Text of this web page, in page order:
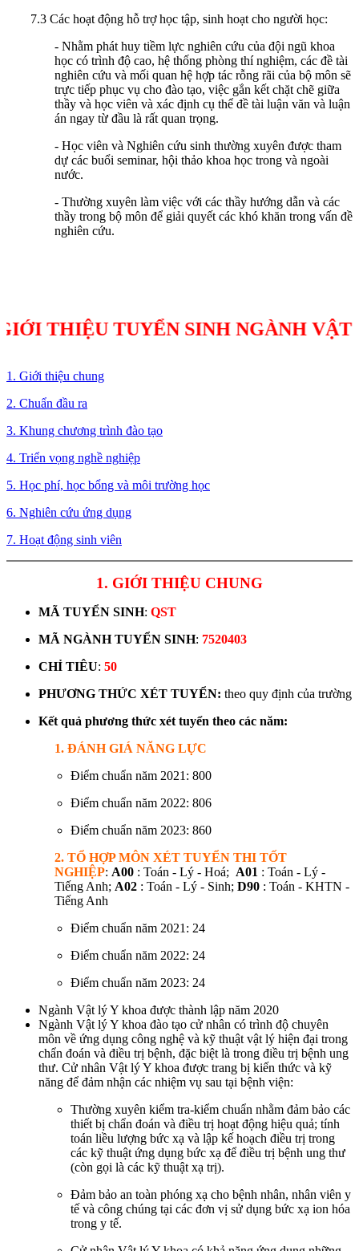
7.3 Các hoạt động hỗ trợ học tập, sinh hoạt cho người học:
- Nhằm phát huy tiềm lực nghiên cứu của đội ngũ khoa
học có trình độ cao, hệ thống phòng thí nghiệm, các đề tài
nghiên cứu và mối quan hệ hợp tác rỗng rãi của bộ môn sẽ
trực tiếp phục vụ cho đào tạo, việc gắn kết chặt chẽ giữa
thầy và học viên và xác định cụ thể đề tài luận văn và luận
án ngay từ đầu là rất quan trọng.
- Học viên và Nghiên cứu sinh thường xuyên được tham
dự các buổi seminar, hội thảo khoa học trong và ngoài
nước.
- Thường xuyên làm việc với các thầy hướng dẫn và các
thầy trong bộ môn để giải quyết các khó khăn trong vấn đề
nghiên cứu.
TUYỂN SINH NGÀNH VẬT LÝ Y
1. Giới thiệu chung
2. Chuẩn đầu ra
3. Khung chương trình đào tạo
4. Triển vọng nghề nghiệp
5. Học phí, học bổng và môi trường học
6. Nghiên cứu ứng dụng
7. Hoạt động sinh viên
1. GIỚI THIỆU CHUNG
MÃ TUYỂN SINH: QST
MÃ NGÀNH TUYỂN SINH: 7520403
CHỈ TIÊU: 50
PHƯƠNG THỨC XÉT TUYỂN: theo quy định của trường
Kết quả phương thức xét tuyển theo các năm:
1. ĐÁNH GIÁ NĂNG LỰC
Điểm chuẩn năm 2021: 800
Điểm chuẩn năm 2022: 806
Điểm chuẩn năm 2023: 860
2. TỔ HỢP MÔN XÉT TUYỂN THI TỐT
NGHIỆP: A00 : Toán - Lý - Hoá; A01 : Toán - Lý -
Tiếng Anh; A02 : Toán - Lý - Sinh; D90 : Toán - KHTN -
Tiếng Anh
Điểm chuẩn năm 2021: 24
Điểm chuẩn năm 2022: 24
Điểm chuẩn năm 2023: 24
Ngành Vật lý Y khoa được thành lập năm 2020
Ngành Vật lý Y khoa đào tạo cử nhân có trình độ chuyên
môn về ứng dụng công nghệ và kỹ thuật vật lý hiện đại trong
chẩn đoán và điều trị bệnh, đặc biệt là trong điều trị bệnh ung
thư. Cử nhân Vật lý Y khoa được trang bị kiến thức và kỹ
năng để đảm nhận các nhiệm vụ sau tại bệnh viện:
Thường xuyên kiểm tra-kiểm chuẩn nhằm đảm bảo các
thiết bị chẩn đoán và điều trị hoạt động hiệu quả; tính
toán liều lượng bức xạ và lập kế hoạch điều trị trong
các kỹ thuật ứng dụng bức xạ để điều trị bệnh ung thư
(còn gọi là các kỹ thuật xạ trị).
Đảm bảo an toàn phóng xạ cho bệnh nhân, nhân viên y
tế và công chúng tại các đơn vị sử dụng bức xạ ion hóa
trong y tế.